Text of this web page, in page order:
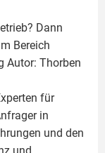
Dann
Bereich
Autor: Thorben
für
in
und den